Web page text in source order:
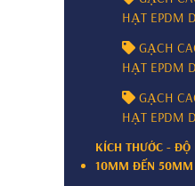
HẠT EPDM
GẠCH
HẠT EPDM
GẠCH
HẠT EPDM
KÍCH THƯỚC - ĐỘ
10MM ĐẾN 50MM